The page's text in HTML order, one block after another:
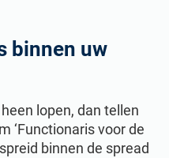
binnen uw
lopen, dan tellen
‘Functionaris voor de
binnen de spread